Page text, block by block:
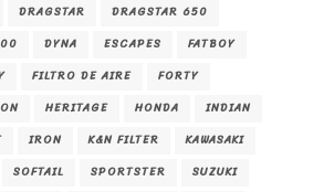
DRAGSTAR
DRAGSTAR 650
DYNA ESCAPES
FATBOY
FILTRO DE AIRE
FORTY
HERITAGE HONDA
INDIAN
IRON K&N FILTER
KAWASAKI
SOFTAIL SPORTSTER
SUZUKI